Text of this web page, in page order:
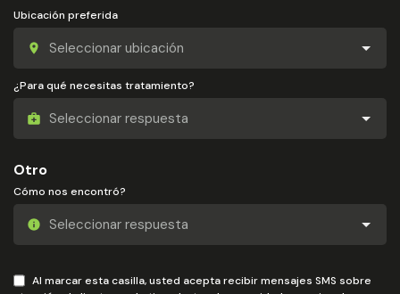
Ubicación preferida
¿Para qué necesitas tratamiento?
Otro
Cómo nos encontró?
Al marcar esta casilla, usted acepta recibir mensajes SMS sobre